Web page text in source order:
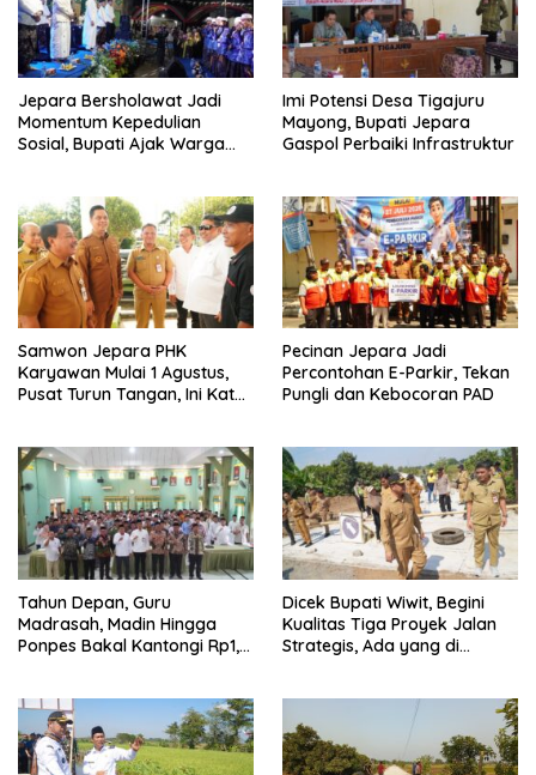
Jepara Bersholawat Jadi
Momentum Kepedulian
Sosial, Bupati Ajak Warga
Imi Potensi Desa Tigajuru
Mayong, Bupati Jepara
Gaspol Perbaiki Infrastruktur
Samwon Jepara PHK
Karyawan Mulai 1 Agustus,
Pusat Turun Tangan, Ini Kata
Pecinan Jepara Jadi
Percontohan E-Parkir, Tekan
Pungli dan Kebocoran PAD
Tahun Depan, Guru
Madrasah, Madin Hingga
Ponpes Bakal Kantongi Rp1,2
Dicek Bupati Wiwit, Begini
Kualitas Tiga Proyek Jalan
Strategis, Ada yang di